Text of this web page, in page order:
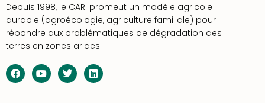
Depuis 1998, le CARI promeut un modèle agricole
durable (agroécologie, agriculture familiale) pour
répondre aux problématiques de dégradation des
terres en zones arides